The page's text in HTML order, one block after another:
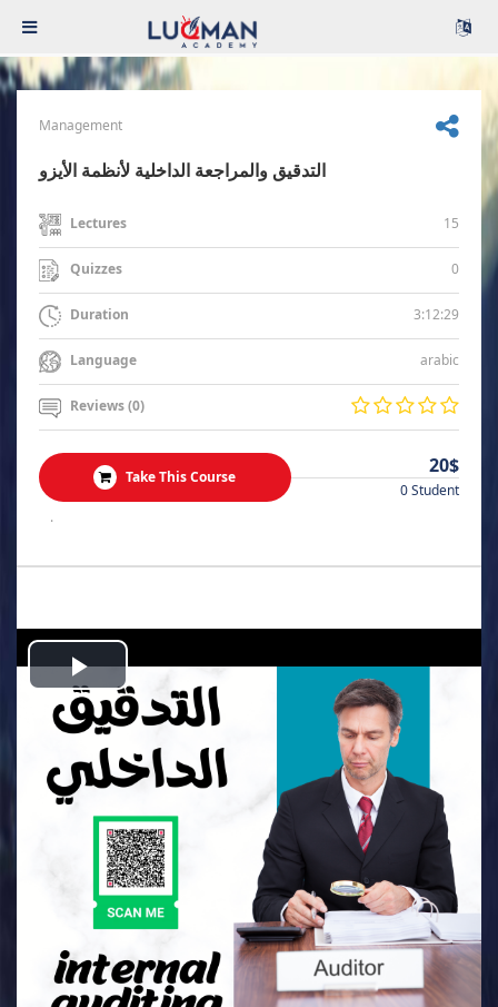
Management
التدقيق والمراجعة الداخلية لأنظمة الأيزو
Lectures 15
Quizzes 0
Duration 3:12:29
Language arabic
Reviews (0)
Take This Course 20$
0 Student
.
Play
Video